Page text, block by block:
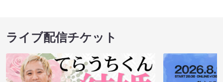
ライブ配信チケット